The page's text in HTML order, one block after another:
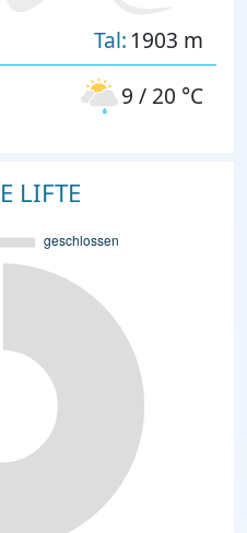
Tal: 1903 m
9 / 20 °C
LIFTE